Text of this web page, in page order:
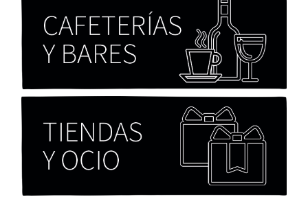
Chicas tristes de Fernanda Tovar